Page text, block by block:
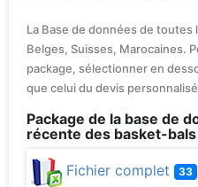
La Base de données de
Belges, Suisses, Marocaines.
package, sélectionner en
que celui du devis
Package de la base de
récente des basket-bals
Fichier complet 33